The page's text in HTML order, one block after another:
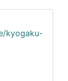
kyogaku-